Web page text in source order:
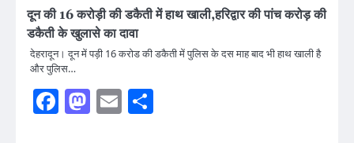
दून की 16 करोड़ी की डकैती में हाथ खाली,हरिद्वार की पांच करोड़ की
डकैती के खुलासे का दावा
देहरादून। दून में पड़ी 16 करोड की डकैती में पुलिस के दस माह बाद भी हाथ खाली है
और पुलिस…
Facebook
Mastodon
Email